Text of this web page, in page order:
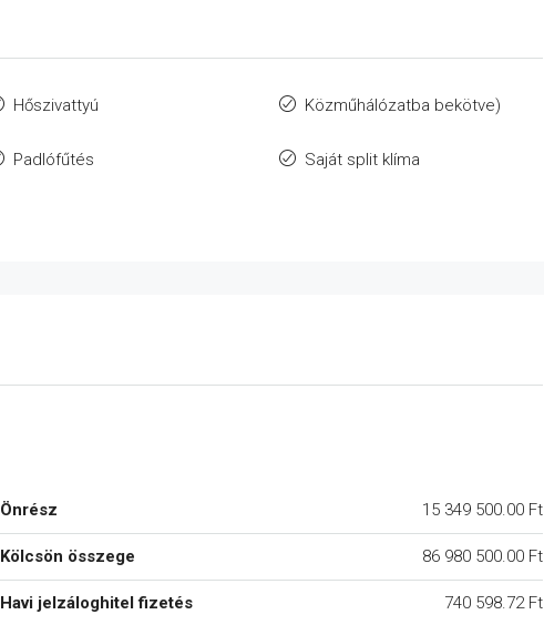
Hőszivattyú Közműhálózatba bekötve)
Padlófűtés Saját split klíma
Önrész 15 349 500.00 Ft
Kölcsön összege 86 980 500.00 Ft
Havi jelzáloghitel fizetés 740 598.72 Ft